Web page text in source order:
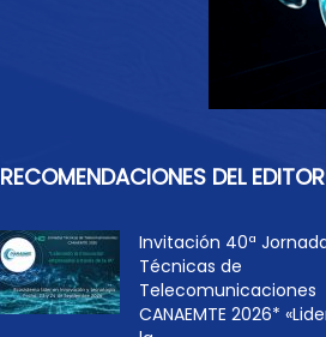
RECOMENDACIONES DEL EDITOR
Invitación 40ª
Técnicas de
Telecomunicaciones
CANAEMTE 2026*